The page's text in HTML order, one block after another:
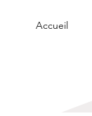
Accueil